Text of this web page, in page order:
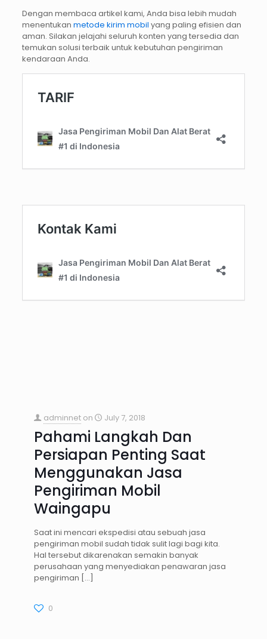
Dengan membaca artikel kami, Anda bisa lebih mudah
menentukan metode kirim mobil yang paling efisien dan
aman. Silakan jelajahi seluruh konten yang tersedia dan
temukan solusi terbaik untuk kebutuhan pengiriman
kendaraan Anda.
adminnet on July 7, 2018
Pahami Langkah Dan
Persiapan Penting Saat
Menggunakan Jasa
Pengiriman Mobil
Waingapu
Saat ini mencari ekspedisi atau sebuah jasa
pengiriman mobil sudah tidak sulit lagi bagi kita.
Hal tersebut dikarenakan semakin banyak
perusahaan yang menyediakan penawaran jasa
pengiriman […]
0